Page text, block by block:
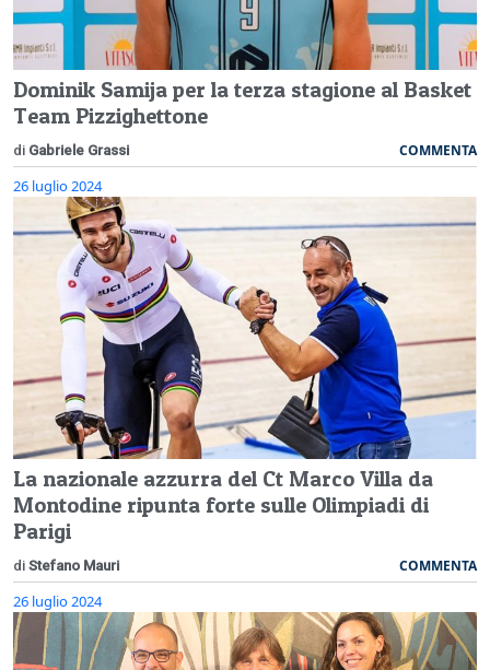
Dominik Samija per la terza stagione al Basket
Team Pizzighettone
di Gabriele Grassi COMMENTA
26 luglio 2024
La nazionale azzurra del Ct Marco Villa da
Montodine ripunta forte sulle Olimpiadi di
Parigi
di Stefano Mauri COMMENTA
26 luglio 2024